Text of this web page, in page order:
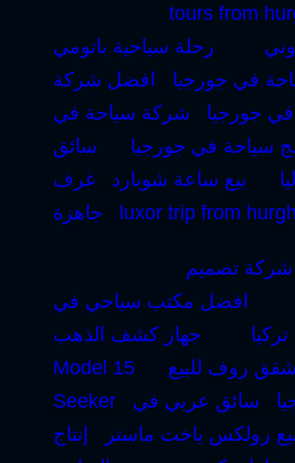
tours from
رحلة سياحية باتومي
في جورجيا
افضل شركة
جورجيا
شركة سياحة في
سياحة في جورجيا
سائق
بيع ساعة شوبارد
غرف
جاهزة
luxor trip from
تصميم
افضل مكتب سياحي في
تركيا
جهاز كشف الذهب
Model 15
شقق روف للبيع
Seeker
سائق عربي في
رولكس ياخت ماستر
إنتاج